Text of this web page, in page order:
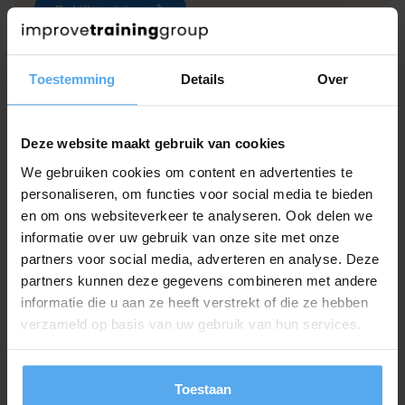
Toestemming Details Over
Deze website maakt gebruik van cookies
We gebruiken cookies om content en advertenties te
personaliseren, om functies voor social media te bieden
en om ons websiteverkeer te analyseren. Ook delen we
informatie over uw gebruik van onze site met onze
partners voor social media, adverteren en analyse. Deze
partners kunnen deze gegevens combineren met andere
informatie die u aan ze heeft verstrekt of die ze hebben
verzameld op basis van uw gebruik van hun services.
Toestaan
Bekijk training
Hulp of advies nodig?